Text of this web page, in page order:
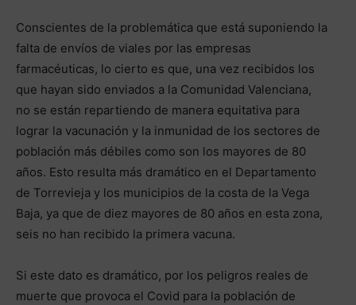
Conscientes de la problemática que está suponiendo la
falta de envíos de viales por las empresas
farmacéuticas, lo cierto es que, una vez recibidos los
que hayan sido enviados a la Comunidad Valenciana,
no se están repartiendo de manera equitativa para
lograr la vacunación y la inmunidad de los sectores de
población más débiles como son los mayores de 80
años. Esto resulta más dramático en el Departamento
de Torrevieja y los municipios de la costa de la Vega
Baja, ya que de diez mayores de 80 años en esta zona,
seis no han recibido la primera vacuna.
Si este dato es dramático, por los peligros reales de
muerte que provoca el Covid para la población de